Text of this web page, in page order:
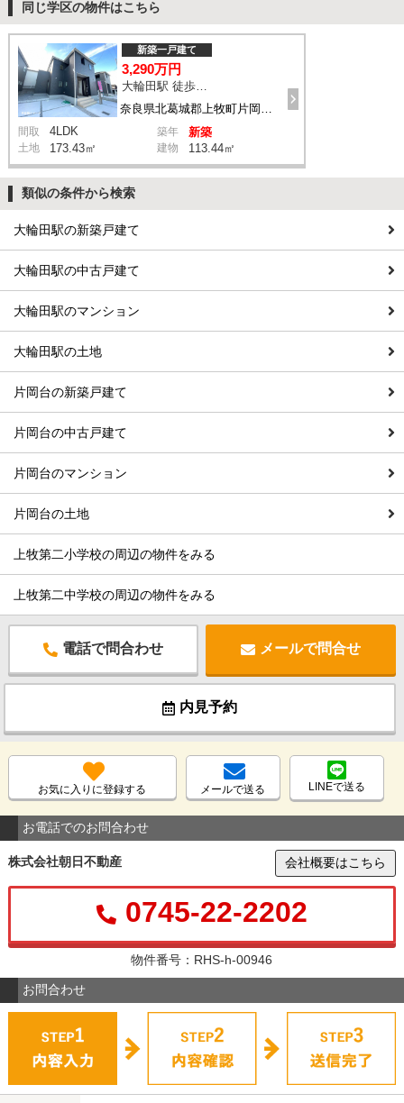
同じ学区の物件はこちら
新築一戸建て
3,290万円
間取 4LDK 築年 新築
土地 173.43㎡ 建物 113.44㎡
類似の条件から検索
大輪田駅の新築戸建て
大輪田駅の中古戸建て
大輪田駅のマンション
大輪田駅の土地
片岡台の新築戸建て
片岡台の中古戸建て
片岡台のマンション
片岡台の土地
上牧第二小学校の周辺の物件をみる
上牧第二中学校の周辺の物件をみる
電話で問合わせ メールで問合せ
内見予約
お気に入りに登録する メールで送る LINEで送る
お電話でのお問合わせ
株式会社朝日不動産 会社概要はこちら
0745-22-2202
物件番号：RHS-h-00946
お問合わせ